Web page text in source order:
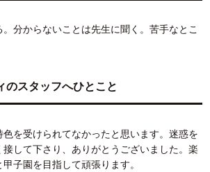
分からないことは先生に聞く。苦手なとこ
のスタッフへひとこと
を受けられてなかったと思います。迷惑を
して下さり、ありがとうございました。楽
子園を目指して頑張ります。